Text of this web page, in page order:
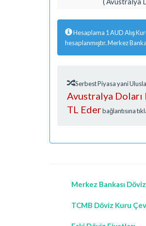
Hesaplama 1 AUD Alış
hesaplanmıştır. Merkez
Serbest Piyasa yani
Avustralya Doları
TL Ederbağlantısına
Merkez Bankası
TCMB Döviz Kuru